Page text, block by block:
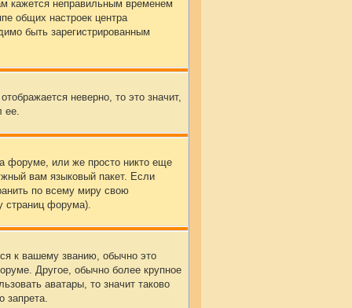
кажется неправильным временем
общих настроек центра
быть зарегистрированным
неверно, то это значит,
ее.
форуме, или же просто никто еще
вам языковый пакет. Если
по всему миру свою
страниц форума).
к вашему званию, обычно это
Другое, обычно более крупное
аватары, то значит таково
запрета.